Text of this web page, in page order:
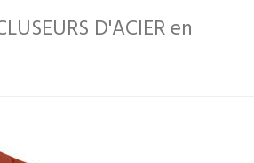
D'ACIER en